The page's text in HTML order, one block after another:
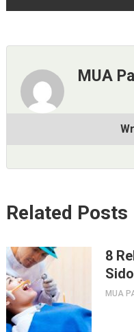
MUA
Related Posts
8
MUA